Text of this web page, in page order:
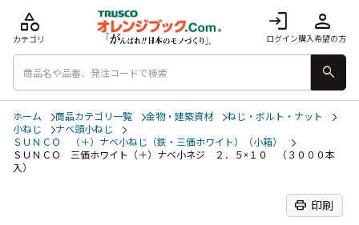
login
ログイン
person
購入希望の方
category
カテゴリ
search
ホーム 商品カテゴリ一覧 金物・建築資材
ねじ・ボルト・ナット
小ねじ
ナベ頭小ねじ
ＳＵＮＣＯ （＋）ナベ小ねじ（鉄・三価ホワイト）（小箱）
ＳＵＮＣＯ 三価ホワイト（＋）ナベ小ネジ ２．５×１０ （３０００本
入）
print 印刷